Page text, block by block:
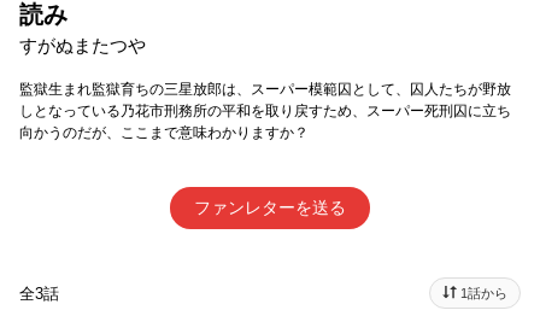
読み
すがぬまたつや
監獄生まれ監獄育ちの三星放郎は、スーパー模範囚として、囚人たちが野放
しとなっている乃花市刑務所の平和を取り戻すため、スーパー死刑囚に立ち
向かうのだが、ここまで意味わかりますか？
ファンレターを送る
全3話 1話から